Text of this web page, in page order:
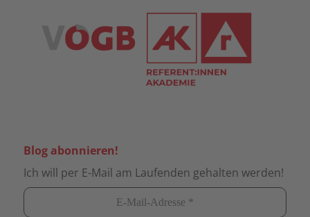
Blog abonnieren!
Ich will per E-Mail am Laufenden gehalten werden!